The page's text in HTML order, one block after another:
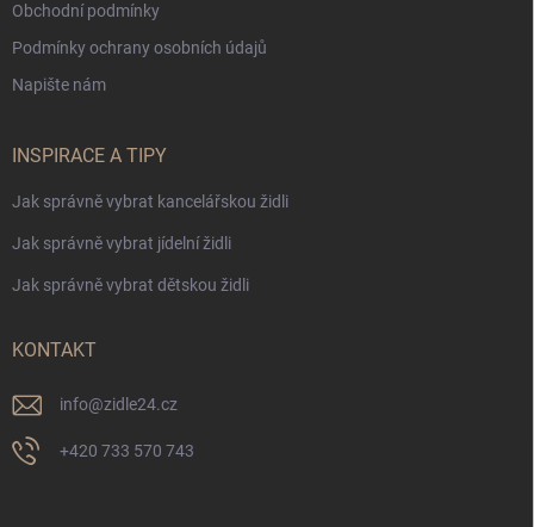
Obchodní podmínky
Podmínky ochrany osobních údajů
Napište nám
INSPIRACE A TIPY
Jak správně vybrat kancelářskou židli
Jak správně vybrat jídelní židli
Jak správně vybrat dětskou židli
KONTAKT
info@zidle24.cz
+420 733 570 743